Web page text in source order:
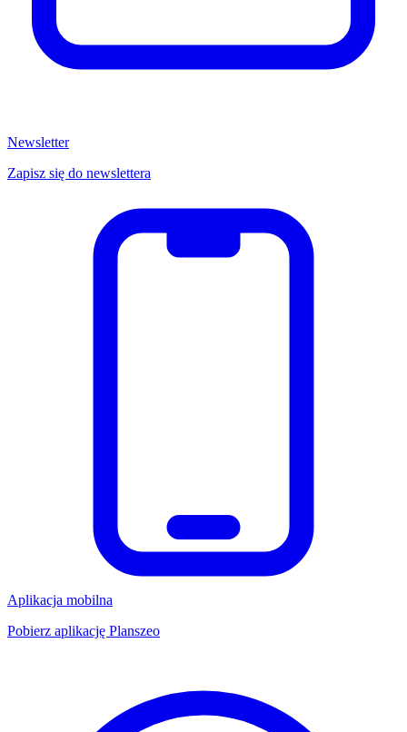
Newsletter
Zapisz się do newslettera
Aplikacja mobilna
Pobierz aplikację Planszeo